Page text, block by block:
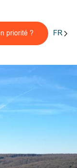
priorité ? FR